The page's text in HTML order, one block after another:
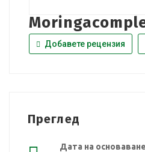
Добавете рецензия
Преглед
Дата на основаване